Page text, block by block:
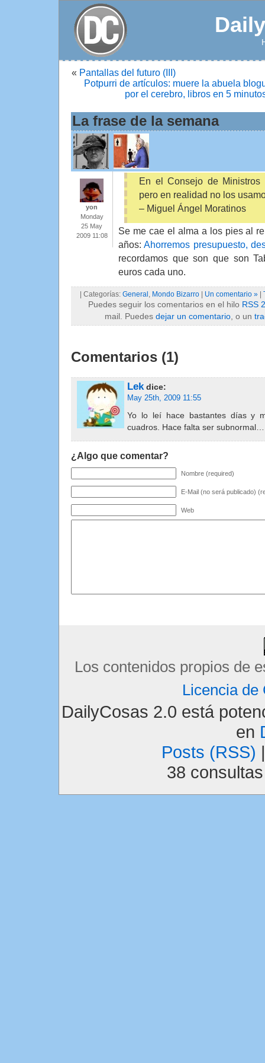
« Pantallas del futuro (III)
Potpurri de artículos: muere la abuela
por el cerebro, libros en 5
La frase de la semana
yon
Monday
25 May
2009 11:08
En el Consejo de Ministros
pero en realidad no los
– Miguel Ángel Moratinos
Se me cae el alma a los pies al
años:Ahorremos presupuesto,
recordamos que son que son
euros cada uno.
| Categorías: General Mondo Bizarro | Un comentario » |
Puedes seguir los comentarios en el hilo RSS
mail. Puedes dejar un comentario , o un
Comentarios (1)
Lek dice:
May 25th, 2009 11:55
Yo lo leí hace bastantes días y
cuadros. Hace falta ser subnormal…
¿Algo que comentar?
Nombre (required)
E-Mail (no será publicado)
Web
Los contenidos propios de
Licencia de
DailyCosas 2.0 está
en
Posts (RSS)
38